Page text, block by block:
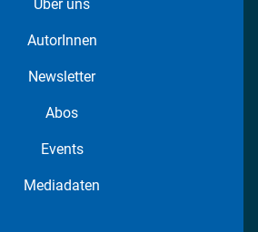
Über uns
AutorInnen
Newsletter
Abos
Events
Mediadaten